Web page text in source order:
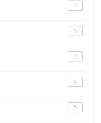
7
5
8
4
5